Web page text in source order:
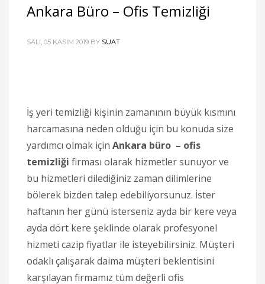
Ankara Büro – Ofis Temizliği
SALI, 05 KASIM 2019 BY SUAT
İş yeri temizliği kişinin zamanının büyük kısmını
harcamasına neden olduğu için bu konuda size
yardımcı olmak için Ankara büro – ofis
temizliği firması olarak hizmetler sunuyor ve
bu hizmetleri dilediğiniz zaman dilimlerine
bölerek bizden talep edebiliyorsunuz. İster
haftanın her günü isterseniz ayda bir kere veya
ayda dört kere şeklinde olarak profesyonel
hizmeti cazip fiyatlar ile isteyebilirsiniz. Müşteri
odaklı çalışarak daima müşteri beklentisini
karşılayan firmamız tüm değerli ofis